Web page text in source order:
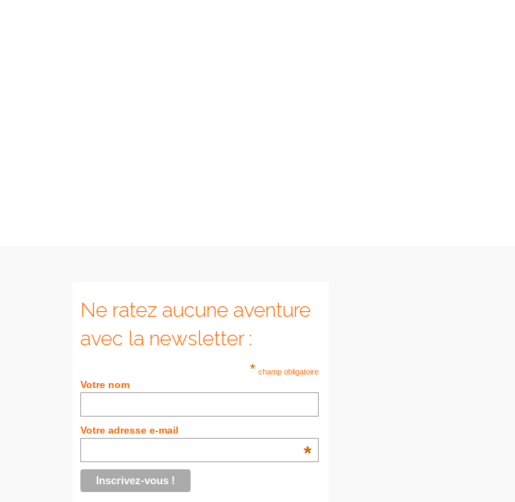
Ne ratez aucune aventure
avec la newsletter :
* champ obligatoire
Votre nom
Votre adresse e-mail
*